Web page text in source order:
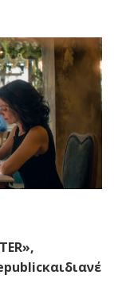
»,
καιδιανέ